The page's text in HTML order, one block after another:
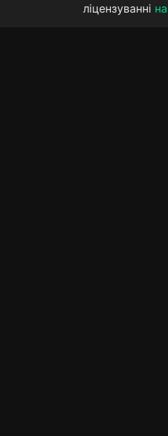
ліцензуванні